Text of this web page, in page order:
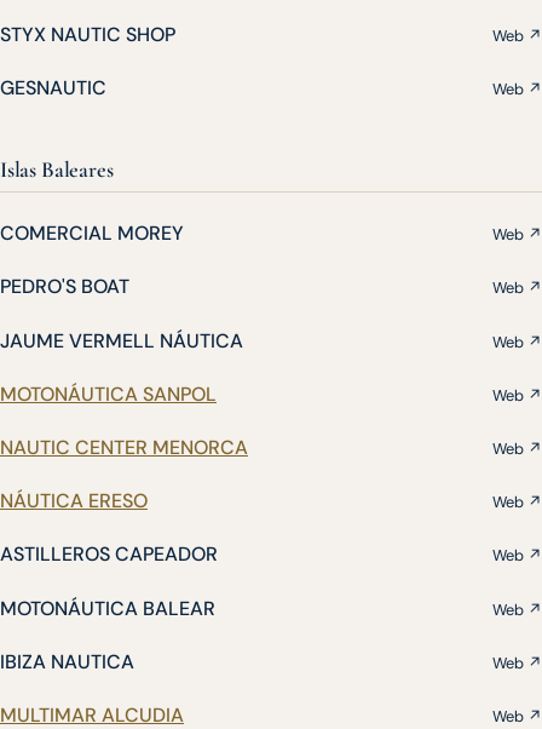
STYX NAUTIC SHOP Web ↗
GESNAUTIC Web ↗
Islas Baleares
COMERCIAL MOREY Web ↗
PEDRO'S BOAT Web ↗
JAUME VERMELL NÁUTICA Web ↗
MOTONÁUTICA SANPOL Web ↗
NAUTIC CENTER MENORCA Web ↗
NÁUTICA ERESO Web ↗
ASTILLEROS CAPEADOR Web ↗
MOTONÁUTICA BALEAR Web ↗
IBIZA NAUTICA Web ↗
MULTIMAR ALCUDIA Web ↗